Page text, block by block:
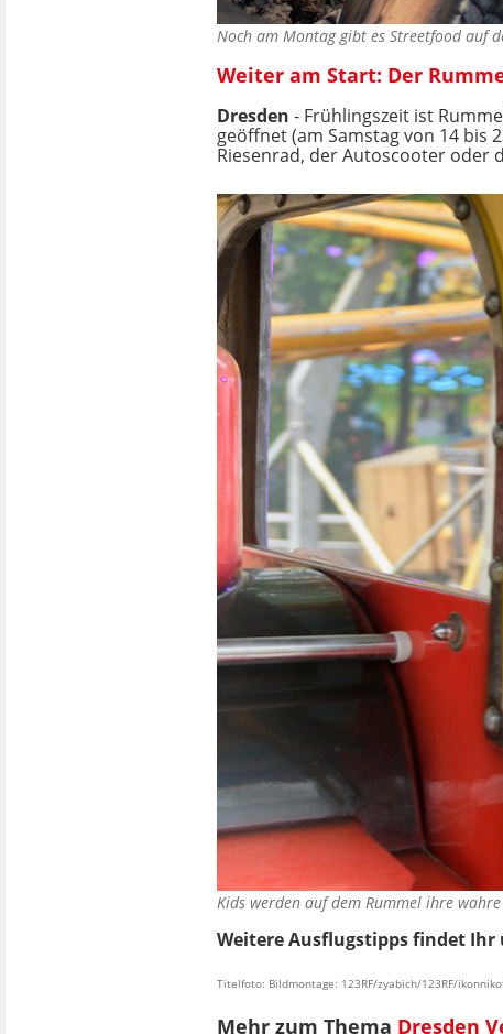
Noch am Montag gibt es Streetfood auf
Weiter am Start: Der
Dresden - Frühlingszeit ist
geöffnet (am Samstag von 14 bis
Riesenrad, der Autoscooter oder
Kids werden auf dem Rummel ihre
Weitere Ausflugstipps findet Ihr
Titelfoto: Bildmontage: 123RF/zyabich/123RF/
Mehr zum Thema Dresden